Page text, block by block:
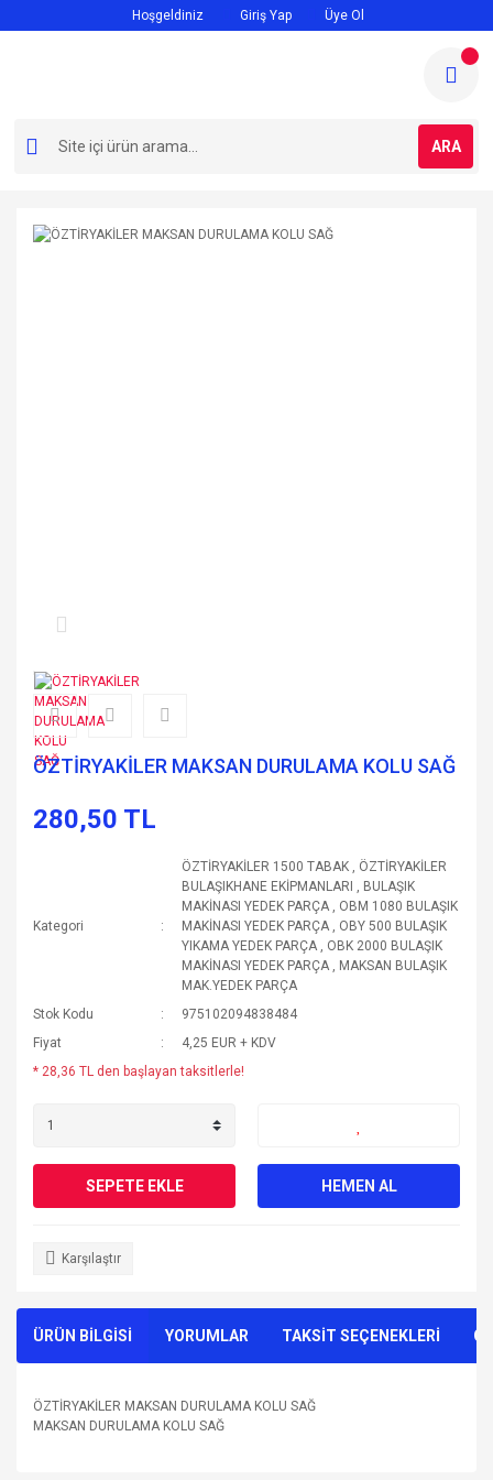
Hoşgeldiniz Giriş Yap Üye Ol
ARA
ÖZTİRYAKİLER MAKSAN DURULAMA KOLU SAĞ
280,50 TL
Kategori
ÖZTİRYAKİLER 1500 TABAK , ÖZTİRYAKİLER
BULAŞIKHANE EKİPMANLARI , BULAŞIK
MAKİNASI YEDEK PARÇA , OBM 1080 BULAŞIK
MAKİNASI YEDEK PARÇA , OBY 500 BULAŞIK
YIKAMA YEDEK PARÇA , OBK 2000 BULAŞIK
MAKİNASI YEDEK PARÇA , MAKSAN BULAŞIK
MAK.YEDEK PARÇA
Stok Kodu
975102094838484
Fiyat
4,25 EUR + KDV
* 28,36 TL den başlayan taksitlerle!
SEPETE EKLE HEMEN AL
Karşılaştır
ÜRÜN BİLGİSİ YORUMLAR TAKSİT SEÇENEKLERİ
ÖZTİRYAKİLER MAKSAN DURULAMA KOLU SAĞ
MAKSAN DURULAMA KOLU SAĞ